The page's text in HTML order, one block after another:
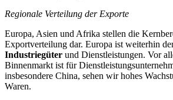
Regionale Verteilung der Exporte
Europa, Asien und Afrika stellen die
Exportverteilung dar. Europa ist weiterhin
Industriegüter und Dienstleistungen. Vor
Binnenmarkt ist für
insbesondere China, sehen wir hohes
Waren.